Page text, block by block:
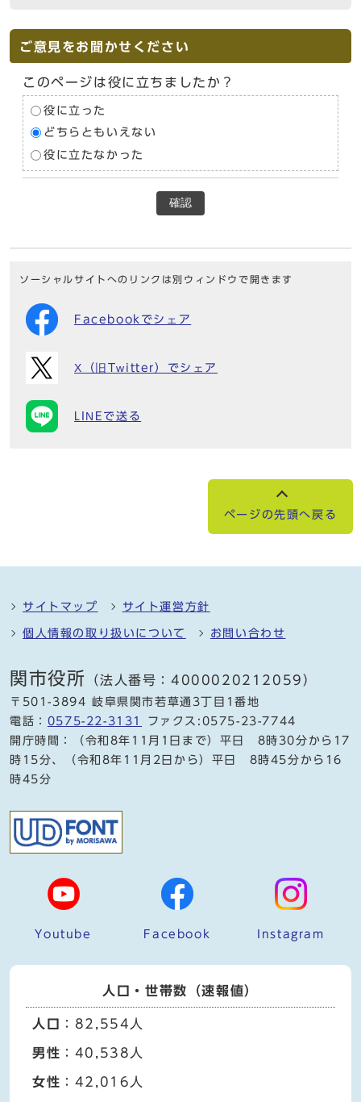
ご意見をお聞かせください
このページは役に立ちましたか？
役に立った
どちらともいえない
役に立たなかった
確認
ソーシャルサイトへのリンクは別ウィンドウで開きます
Facebookでシェア
X（旧Twitter）でシェア
LINEで送る
ページの先頭へ戻る
サイトマップ サイト運営方針
個人情報の取り扱いについて お問い合わせ
関市役所 （法人番号：4000020212059）
〒501-3894 岐阜県関市若草通3丁目1番地
電話： 0575-22-3131
ファクス:0575-23-7744
開庁時間：（令和8年11月1日まで）平日 8時30分から17
時15分、（令和8年11月2日から）平日 8時45分から16
時45分
Youtube Facebook Instagram
人口・世帯数（速報値）
人口 ：82,554人
男性 ：40,538人
女性 ：42,016人